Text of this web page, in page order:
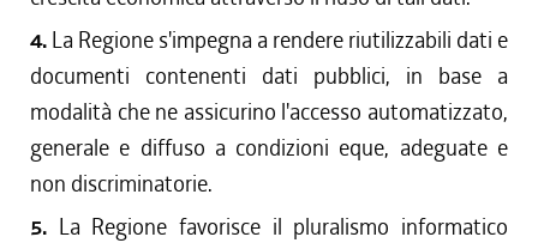
4. La Regione s'impegna a rendere riutilizzabili dati e
documenti contenenti dati pubblici, in base a
modalità che ne assicurino l'accesso automatizzato,
generale e diffuso a condizioni eque, adeguate e
non discriminatorie.
5. La Regione favorisce il pluralismo informatico